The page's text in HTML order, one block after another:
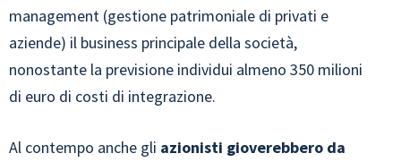
management (gestione patrimoniale di privati e
aziende) il business principale della società,
nonostante la previsione individui almeno 350 milioni
di euro di costi di integrazione.
Al contempo anche gli azionisti gioverebbero da